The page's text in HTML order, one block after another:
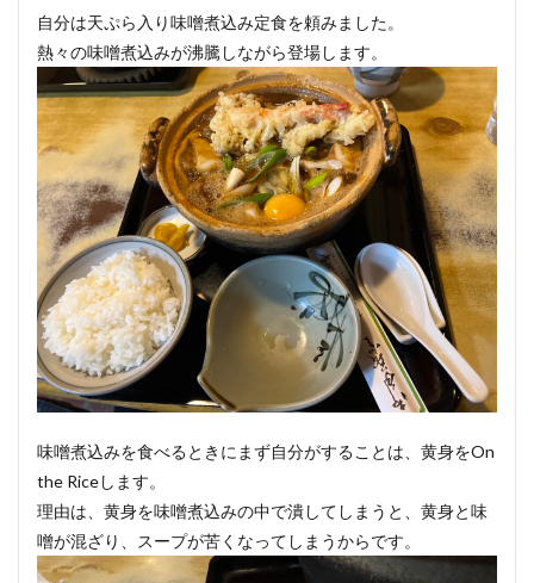
自分は天ぷら入り味噌煮込み定食を頼みました。
熱々の味噌煮込みが沸騰しながら登場します。
味噌煮込みを食べるときにまず自分がすることは、黄身をOn
the Riceします。
理由は、黄身を味噌煮込みの中で潰してしまうと、黄身と味
噌が混ざり、スープが苦くなってしまうからです。